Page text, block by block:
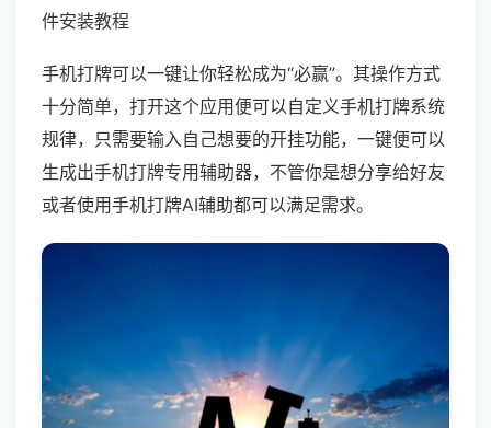
件安装教程
手机打牌可以一键让你轻松成为“必赢”。其操作方式
十分简单，打开这个应用便可以自定义手机打牌系统
规律，只需要输入自己想要的开挂功能，一键便可以
生成出手机打牌专用辅助器，不管你是想分享给好友
或者使用手机打牌AI辅助都可以满足需求。